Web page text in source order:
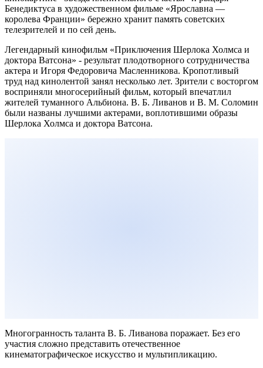
Бенедиктуса в художественном фильме «Ярославна —
королева Франции» бережно хранит память советских
телезрителей и по сей день.
Легендарный кинофильм «Приключения Шерлока Холмса и
доктора Ватсона» - результат плодотворного сотрудничества
актера и Игоря Федоровича Масленникова. Кропотливый
труд над кинолентой занял несколько лет. Зрители с восторгом
восприняли многосерийный фильм, который впечатлил
жителей туманного Альбиона. В. Б. Ливанов и В. М. Соломин
были названы лучшими актерами, воплотившими образы
Шерлока Холмса и доктора Ватсона.
Многогранность таланта В. Б. Ливанова поражает. Без его
участия сложно представить отечественное
кинематографическое искусство и мультипликацию.